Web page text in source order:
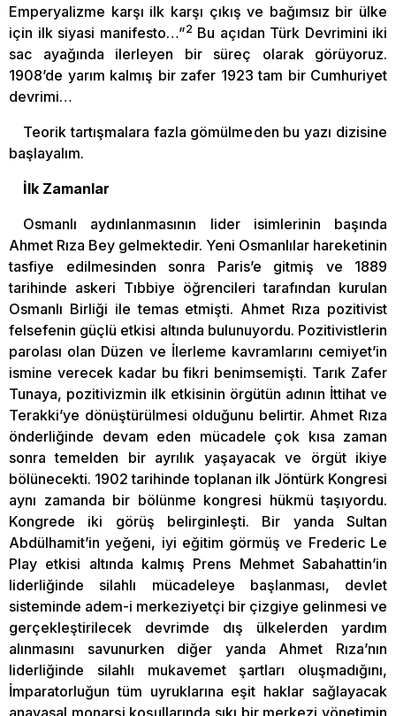
Emperyalizme karşı ilk karşı çıkış ve bağımsız bir ülke
için ilk siyasi manifesto…”2 Bu açıdan Türk Devrimini iki
sac ayağında ilerleyen bir süreç olarak görüyoruz.
1908’de yarım kalmış bir zafer 1923 tam bir Cumhuriyet
devrimi…
Teorik tartışmalara fazla gömülmeden bu yazı dizisine
başlayalım.
İlk Zamanlar
Osmanlı aydınlanmasının lider isimlerinin başında
Ahmet Rıza Bey gelmektedir. Yeni Osmanlılar hareketinin
tasfiye edilmesinden sonra Paris’e gitmiş ve 1889
tarihinde askeri Tıbbiye öğrencileri tarafından kurulan
Osmanlı Birliği ile temas etmişti. Ahmet Rıza pozitivist
felsefenin güçlü etkisi altında bulunuyordu. Pozitivistlerin
parolası olan Düzen ve İlerleme kavramlarını cemiyet’in
ismine verecek kadar bu fikri benimsemişti. Tarık Zafer
Tunaya, pozitivizmin ilk etkisinin örgütün adının İttihat ve
Terakki’ye dönüştürülmesi olduğunu belirtir. Ahmet Rıza
önderliğinde devam eden mücadele çok kısa zaman
sonra temelden bir ayrılık yaşayacak ve örgüt ikiye
bölünecekti. 1902 tarihinde toplanan ilk Jöntürk Kongresi
aynı zamanda bir bölünme kongresi hükmü taşıyordu.
Kongrede iki görüş belirginleşti. Bir yanda Sultan
Abdülhamit’in yeğeni, iyi eğitim görmüş ve Frederic Le
Play etkisi altında kalmış Prens Mehmet Sabahattin’in
liderliğinde silahlı mücadeleye başlanması, devlet
sisteminde adem-i merkeziyetçi bir çizgiye gelinmesi ve
gerçekleştirilecek devrimde dış ülkelerden yardım
alınmasını savunurken diğer yanda Ahmet Rıza’nın
liderliğinde silahlı mukavemet şartları oluşmadığını,
İmparatorluğun tüm uyruklarına eşit haklar sağlayacak
anayasal monarşi koşullarında sıkı bir merkezi yönetimin